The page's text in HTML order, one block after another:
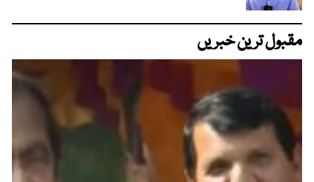
مقبول ترین خبریں